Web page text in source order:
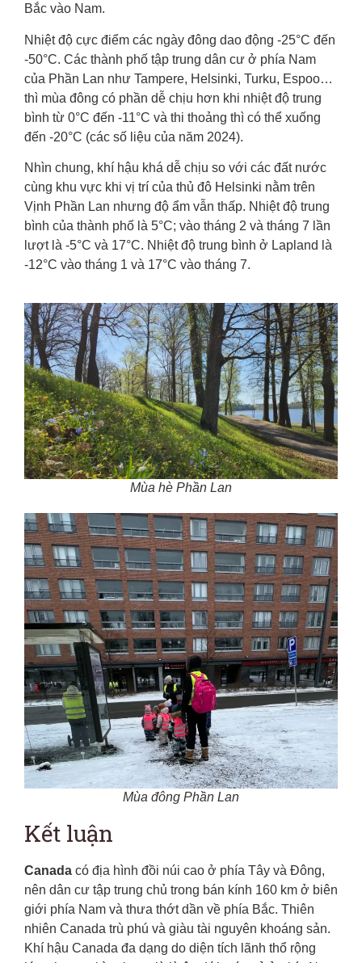
Bắc vào Nam.
Nhiệt độ cực điểm các ngày đông dao động -25°C đến
-50°C. Các thành phố tập trung dân cư ở phía Nam
của Phần Lan như Tampere, Helsinki, Turku, Espoo…
thì mùa đông có phần dễ chịu hơn khi nhiệt độ trung
bình từ 0°C đến -11°C và thi thoảng thì có thể xuống
đến -20°C (các số liệu của năm 2024).
Nhìn chung, khí hậu khá dễ chịu so với các đất nước
cùng khu vực khi vị trí của thủ đô Helsinki nằm trên
Vịnh Phần Lan nhưng độ ẩm vẫn thấp. Nhiệt độ trung
bình của thành phố là 5°C; vào tháng 2 và tháng 7 lần
lượt là -5°C và 17°C. Nhiệt độ trung bình ở Lapland là
-12°C vào tháng 1 và 17°C vào tháng 7.
Mùa hè Phần Lan
Mùa đông Phần Lan
Kết luận
Canada có địa hình đồi núi cao ở phía Tây và Đông,
nên dân cư tập trung chủ trong bán kính 160 km ở biên
giới phía Nam và thưa thớt dần về phía Bắc. Thiên
nhiên Canada trù phú và giàu tài nguyên khoáng sản.
Khí hậu Canada đa dạng do diện tích lãnh thổ rộng